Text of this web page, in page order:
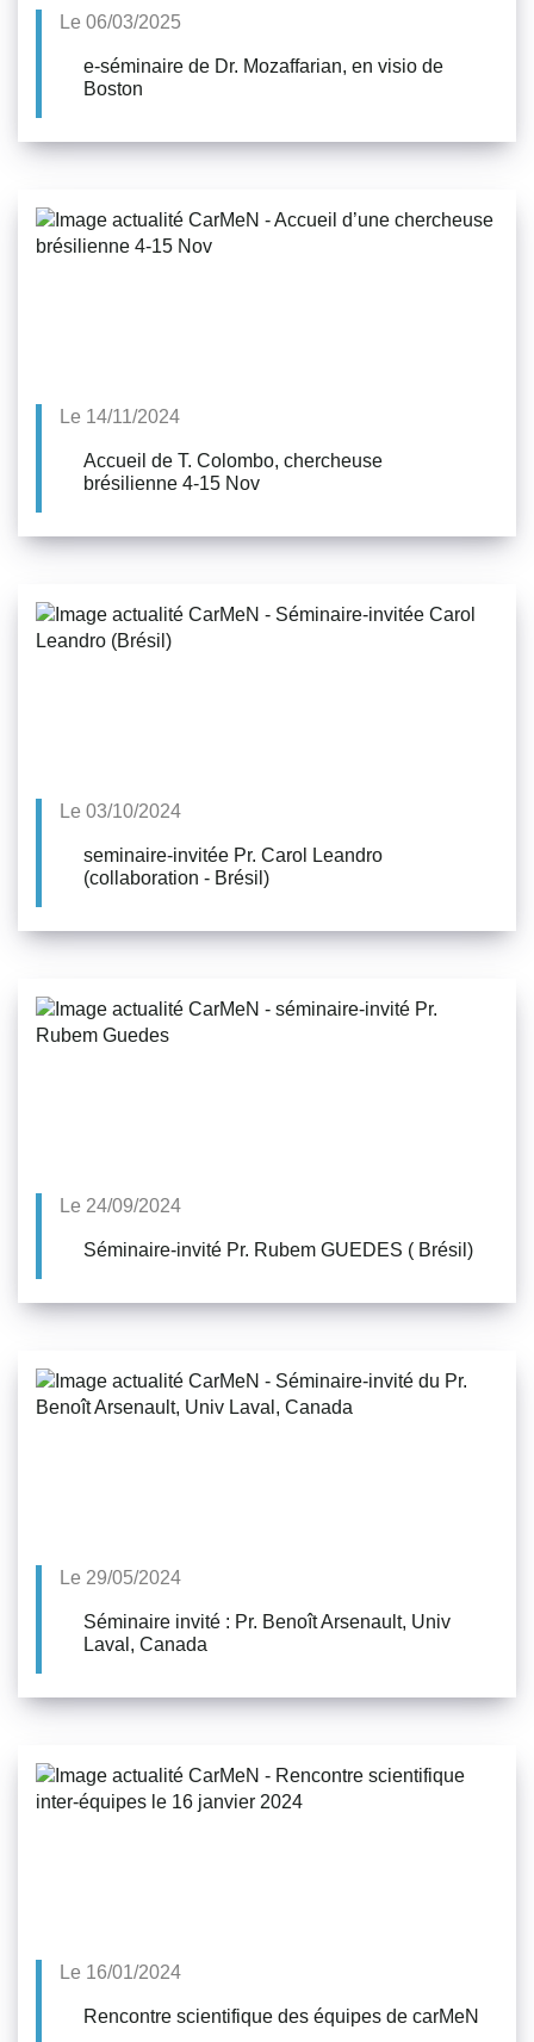
Le 06/03/2025
e-séminaire de Dr. Mozaffarian, en visio de
Boston
Le 14/11/2024
Accueil de T. Colombo, chercheuse
brésilienne 4-15 Nov
Le 03/10/2024
seminaire-invitée Pr. Carol Leandro
(collaboration - Brésil)
Le 24/09/2024
Séminaire-invité Pr. Rubem GUEDES ( Brésil)
Le 29/05/2024
Séminaire invité : Pr. Benoît Arsenault, Univ
Laval, Canada
Le 16/01/2024
Rencontre scientifique des équipes de carMeN